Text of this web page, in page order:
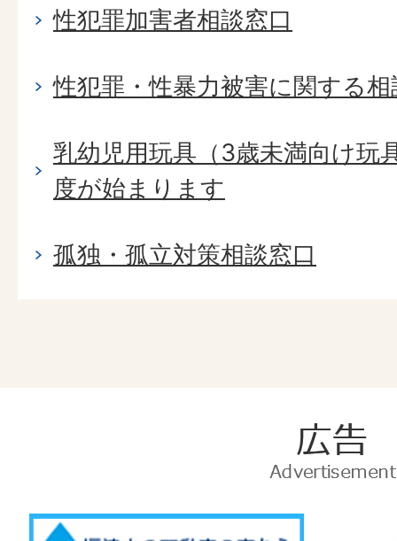
性犯罪加害者相談窓口
性犯罪・性暴力被害に関する
乳幼児用玩具（3歳未満向け玩
度が始まります
孤独・孤立対策相談窓口
告